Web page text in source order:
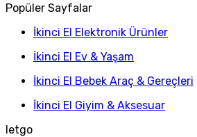
Popüler Sayfalar
İkinci El Elektronik Ürünler
İkinci El Ev & Yaşam
İkinci El Bebek Araç & Gereçleri
İkinci El Giyim & Aksesuar
letgo